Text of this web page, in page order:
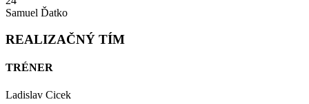
Samuel Ďatko
REALIZAČNÝ TÍM
TRÉNER
Ladislav Cicek